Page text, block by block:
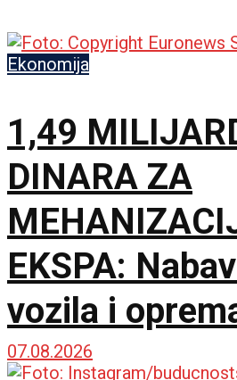
Ekonomija
1,49
DINARA ZA
EKSPA:
vozila i
čišćenje i
07.08.2026